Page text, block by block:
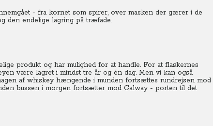
- fra kornet som spirer, over masken der gærer i de
den endelige lagring på træfade.
produkt og har mulighed for at handle. For at flaskernes
være lagret i mindst tre år og én dag. Men vi kan også
af whiskey hængende i munden fortsættes rundrejsen mod
bussen i morgen fortsætter mod Galway - porten til det